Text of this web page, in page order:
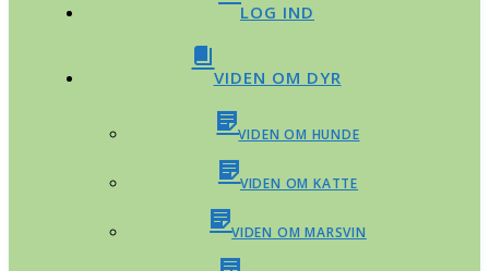
LOG IND
VIDEN OM DYR
VIDEN OM HUNDE
VIDEN OM KATTE
VIDEN OM MARSVIN